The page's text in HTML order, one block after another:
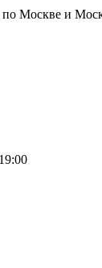
по Москве и